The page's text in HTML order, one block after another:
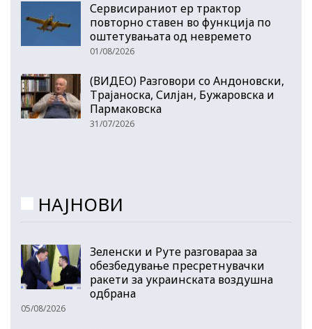
Сервисираниот ер трактор
повторно ставен во функција по
оштетувањата од невремето
01/08/2026
(ВИДЕО) Разговори со Андоновски,
Трајаноска, Силјан, Бужаровска и
Пармаковска
31/07/2026
НАЈНОВИ
Зеленски и Руте разговараа за
обезбедување пресретнувачки
ракети за украинската воздушна
одбрана
05/08/2026